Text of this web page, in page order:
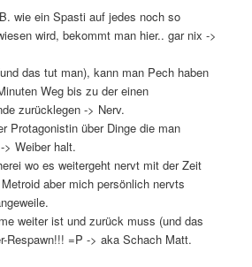
wie ein Spasti auf jedes noch so
wird, bekommt man hier.. gar nix ->
das tut man), kann man Pech haben
Weg bis zu der einen
zurücklegen -> Nerv.
Protagonistin über Dinge die man
Weiber halt.
wo es weitergeht nervt mit der Zeit
aber mich persönlich nervts
weiter ist und zurück muss (und das
Respawn!!! =P -> aka Schach Matt.